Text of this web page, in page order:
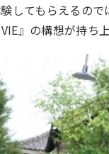
してもらえるので
』の構想が持ち